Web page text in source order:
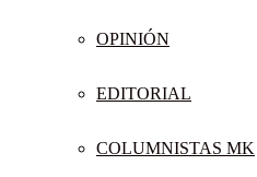
OPINIÓN
EDITORIAL
COLUMNISTAS MK